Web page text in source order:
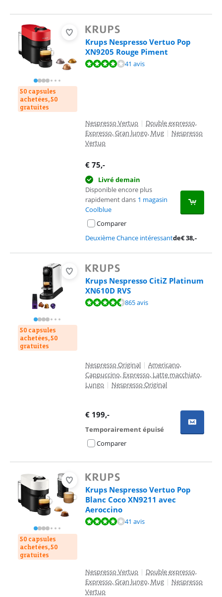
50 capsules
achetées, 50
gratuites
Krups Nespresso Vertuo Pop
XN9205 Rouge Piment
La note est de 8,1 sur 10, basée sur 41 avis.41 avis
Nespresso Vertuo | Double expresso,
Expresso, Gran lungo, Mug | Nespresso
Vertuo
€ 75,-
Livré demain
Disponible encore plus
rapidement dans 1 magasin
Coolblue
Comparer
Deuxième Chance intéressantde€38,-
50 capsules
achetées, 50
gratuites
Krups Nespresso CitiZ Platinum
XN610D RVS
La note est de 8,8 sur 10, basée sur 865 avis.
865 avis
Nespresso Original | Americano,
Cappuccino, Expresso, Latte macchiato,
Lungo | Nespresso Original
€ 199,-
Temporairement épuisé
Comparer
50 capsules
achetées, 50
gratuites
Krups Nespresso Vertuo Pop
Blanc Coco XN9211 avec
Aeroccino
La note est de 8,1 sur 10, basée sur 41 avis.41 avis
Nespresso Vertuo | Double expresso,
Expresso, Gran lungo, Mug | Nespresso
Vertuo